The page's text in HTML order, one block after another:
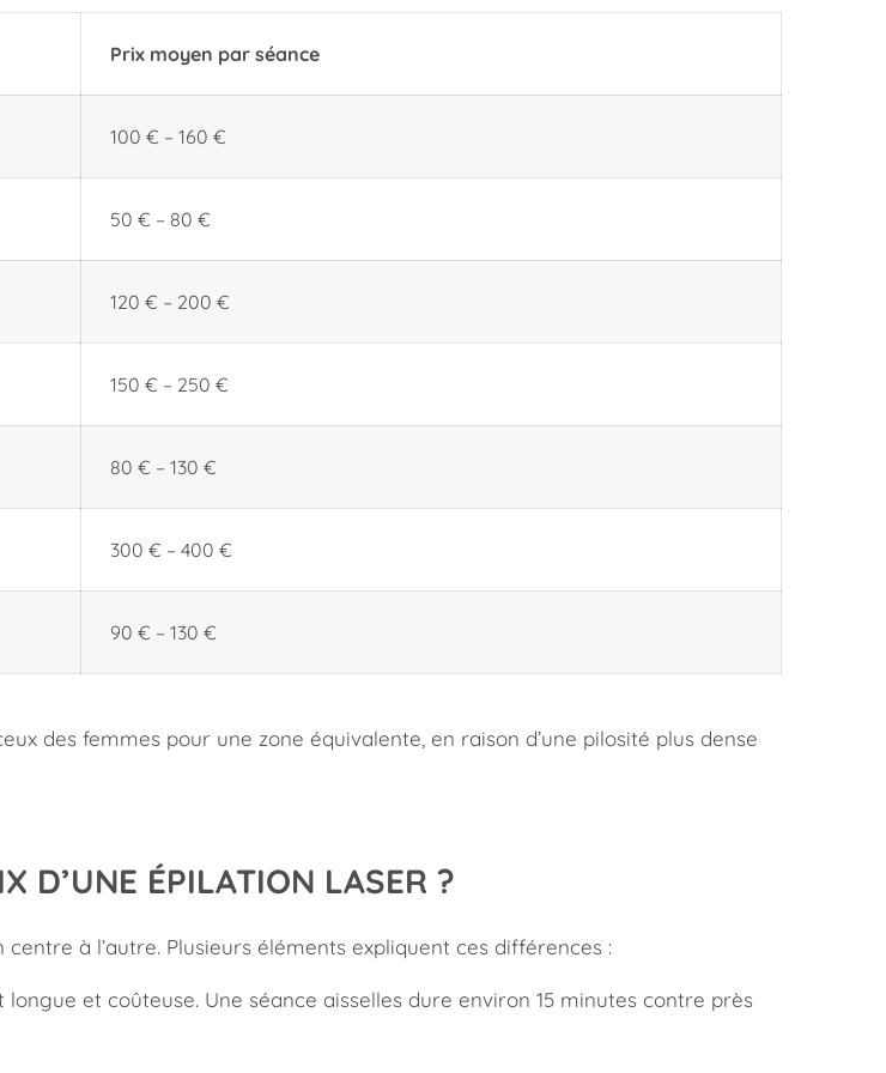
Prix moyen par séance
100 € – 160 €
50 € – 80 €
120 € – 200 €
150 € – 250 €
80 € – 130 €
300 € – 400 €
90 € – 130 €
des femmes pour une zone équivalente, en raison d’une pilosité plus dense
D’UNE ÉPILATION LASER ?
à l’autre. Plusieurs éléments expliquent ces différences :
et coûteuse. Une séance aisselles dure environ 15 minutes contre près